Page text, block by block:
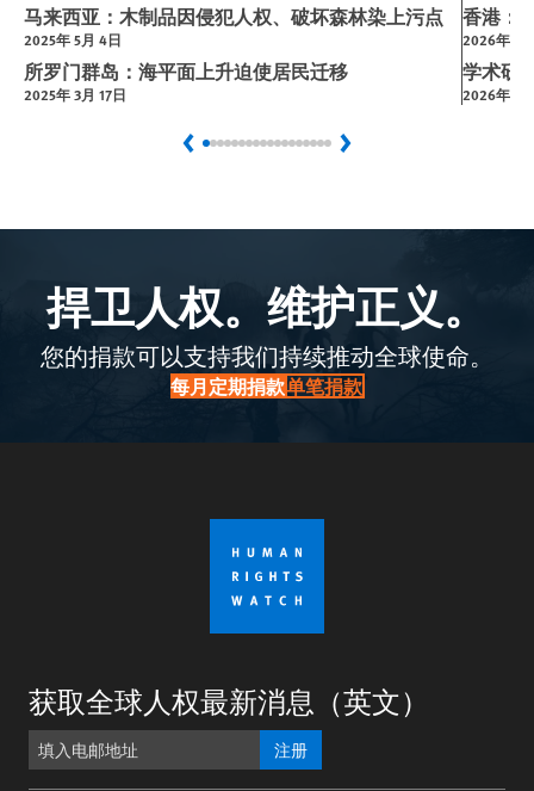
马来西亚：木制品因侵犯人权、破坏森林染上污点
2025年 5月 4日
所罗门群岛：海平面上升迫使居民迁移
2025年 3月 17日
香港：
2026年 6
学术研
2026年 6
Previous Next
捍卫人权。维护正义。
您的捐款可以支持我们持续推动全球使命。
每月定期捐款单笔捐款
获取全球人权最新消息（英文）
注册